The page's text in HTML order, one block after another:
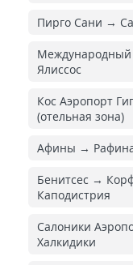
Пирго Сани →
Международный
Ялиссос
Кос Аэропорт
(отельная зона)
Афины →
Бенитсес →
Каподистрия
Салоники
Халкидики